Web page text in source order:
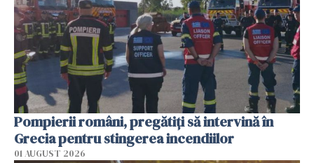
Pompierii români, pregătiţi să intervină în
Grecia pentru stingerea incendiilor
01 AUGUST 2026